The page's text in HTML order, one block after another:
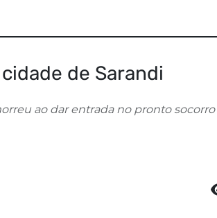
de Sarandi
ao dar entrada no pronto